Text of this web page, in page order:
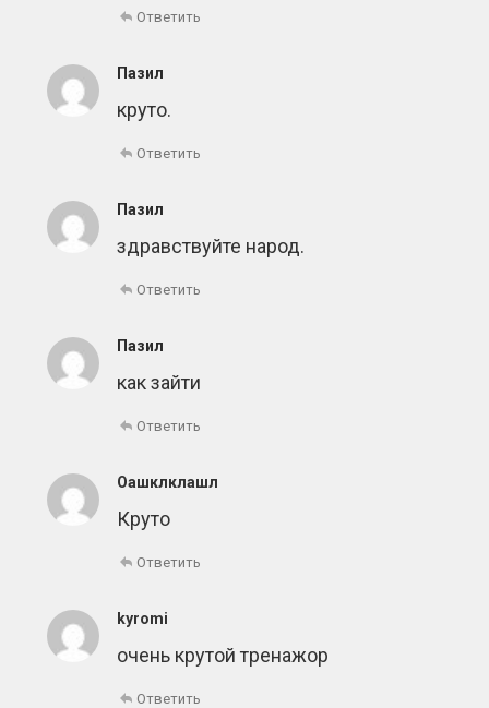
Ответить
Пазил
круто.
Ответить
Пазил
здравствуйте народ.
Ответить
Пазил
как зайти
Ответить
Оашклклашл
Круто
Ответить
kyromi
очень крутой тренажор
Ответить